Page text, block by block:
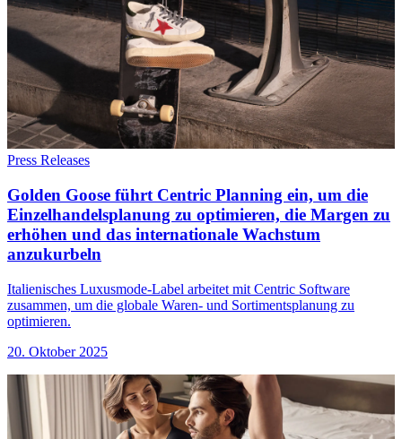
Press Releases
Golden Goose führt Centric Planning ein, um die
Einzelhandelsplanung zu optimieren, die Margen zu
erhöhen und das internationale Wachstum
anzukurbeln
Italienisches Luxusmode-Label arbeitet mit Centric Software
zusammen, um die globale Waren- und Sortimentsplanung zu
optimieren.
20. Oktober 2025